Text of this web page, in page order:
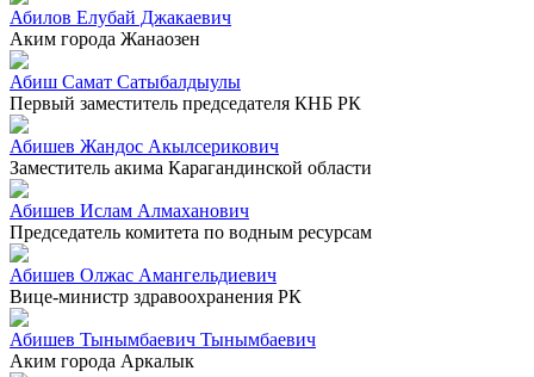
Абилов Елубай Джакаевич
Аким города Жанаозен
Абиш Самат Сатыбалдыулы
Первый заместитель председателя КНБ РК
Абишев Жандос Акылсерикович
Заместитель акима Карагандинской области
Абишев Ислам Алмаханович
Председатель комитета по водным ресурсам
Абишев Олжас Амангельдиевич
Вице-министр здравоохранения РК
Абишев Тынымбаевич Тынымбаевич
Аким города Аркалык